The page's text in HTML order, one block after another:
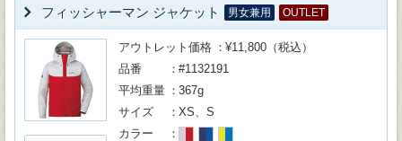
フィッシャーマン ジャケット 男女兼用 OUTLET
アウトレット価格
¥11,800（税込）
品番
#1132191
平均重量
367g
サイズ
XS、S
カラー